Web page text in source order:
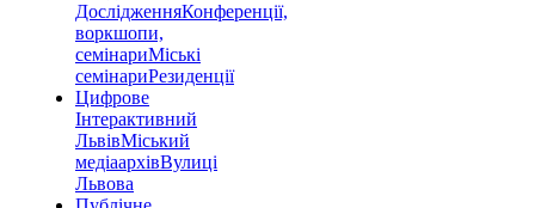
ДослідженняКонференції,
воркшопи,
семінариМіські
семінариРезиденції
Цифрове
Інтерактивний
ЛьвівМіський
медіаархівВулиці
Львова